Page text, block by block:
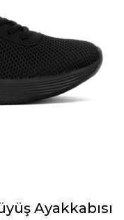
Ayakkabısı